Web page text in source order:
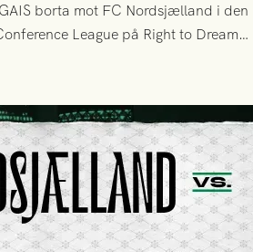
borta mot FC Nordsjælland i den
League på Right to Dream
ledarstaben har tagit ut följande